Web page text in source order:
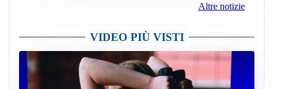
Altre notizie
VIDEO PIÙ VISTI